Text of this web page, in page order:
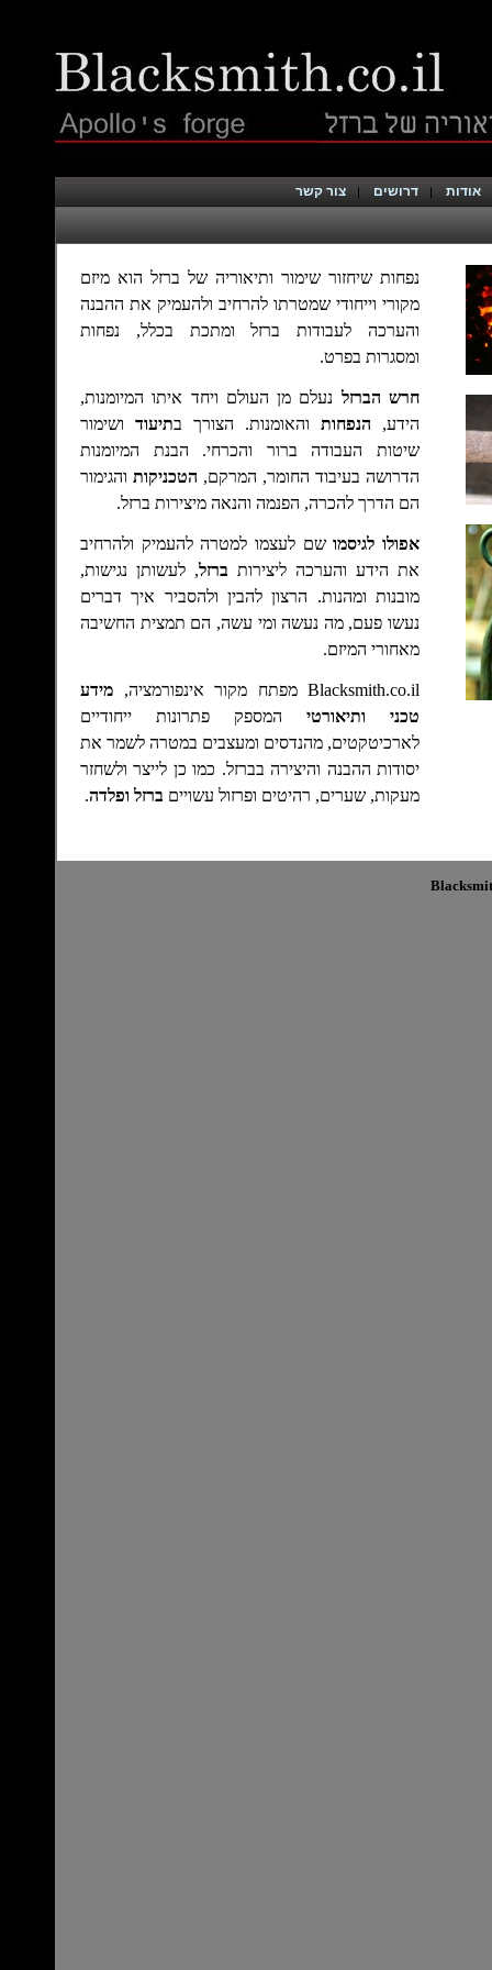
אודות דרושים צור קשר
נפחות שיחזור שימור ותיאוריה של ברזל הוא מיזם
מקורי וייחודי שמטרתו להרחיב ולהעמיק את ההבנה
והערכה לעבודות ברזל ומתכת בכלל, נפחות
ומסגרות בפרט.
חרש הברזל נעלם מן העולם ויחד איתו המיומנות,
הידע, הנפחות והאומנות. הצורך בתיעוד ושימור
שיטות העבודה ברור והכרחי. הבנת המיומנות
הדרושה בעיבוד החומר, המרקם, הטכניקות והגימור
הם הדרך להכרה, הפנמה והנאה מיצירות ברזל.
אפולו לגיסמו שם לעצמו למטרה להעמיק ולהרחיב
את הידע והערכה ליצירות ברזל, לעשותן נגישות,
מובנות ומהנות. הרצון להבין ולהסביר איך דברים
נעשו פעם, מה נעשה ומי עשה, הם תמצית החשיבה
מאחורי המיזם.
Blacksmith.co.il מפתח מקור אינפורמציה,
מידע
טכני ותיאורטי המספק פתרונות ייחודיים
לארכיטקטים, מהנדסים ומעצבים במטרה לשמר את
יסודות ההבנה והיצירה בברזל. כמו כן לייצר ולשחזר
מעקות, שערים, רהיטים ופרזול עשויים ברזל ופלדה.